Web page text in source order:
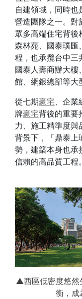
自建領域，同時
營造團隊之一。對
眾多高端住宅背
森林苑、國泰璞匯
程，也承攬台中三
國泰人壽商辦大
館、網銀總部等大
從七期豪宅、企業
牌豪宅背後的重要
力、施工精準度
背景下，「鼎泰上
勢，建築本身也承
信賴的高品質工程。
▲西區低密度悠然
衡，成